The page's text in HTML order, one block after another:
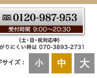
サイズ： 小 中 大